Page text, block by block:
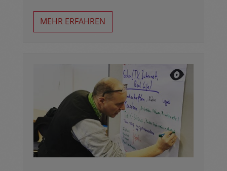
MEHR ERFAHREN